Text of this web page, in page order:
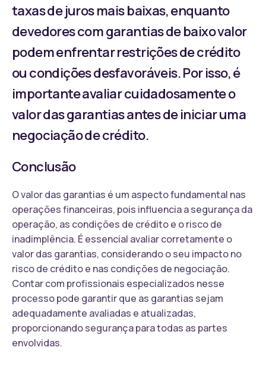
taxas de juros mais baixas, enquanto
devedores com garantias de baixo valor
podem enfrentar restrições de crédito
ou condições desfavoráveis. Por isso, é
importante avaliar cuidadosamente o
valor das garantias antes de iniciar uma
negociação de crédito.
Conclusão
O valor das garantias é um aspecto fundamental nas
operações financeiras, pois influencia a segurança da
operação, as condições de crédito e o risco de
inadimplência. É essencial avaliar corretamente o
valor das garantias, considerando o seu impacto no
risco de crédito e nas condições de negociação.
Contar com profissionais especializados nesse
processo pode garantir que as garantias sejam
adequadamente avaliadas e atualizadas,
proporcionando segurança para todas as partes
envolvidas.